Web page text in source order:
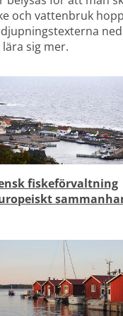
och vattenbruk
sig mer.
fiskeförvaltning